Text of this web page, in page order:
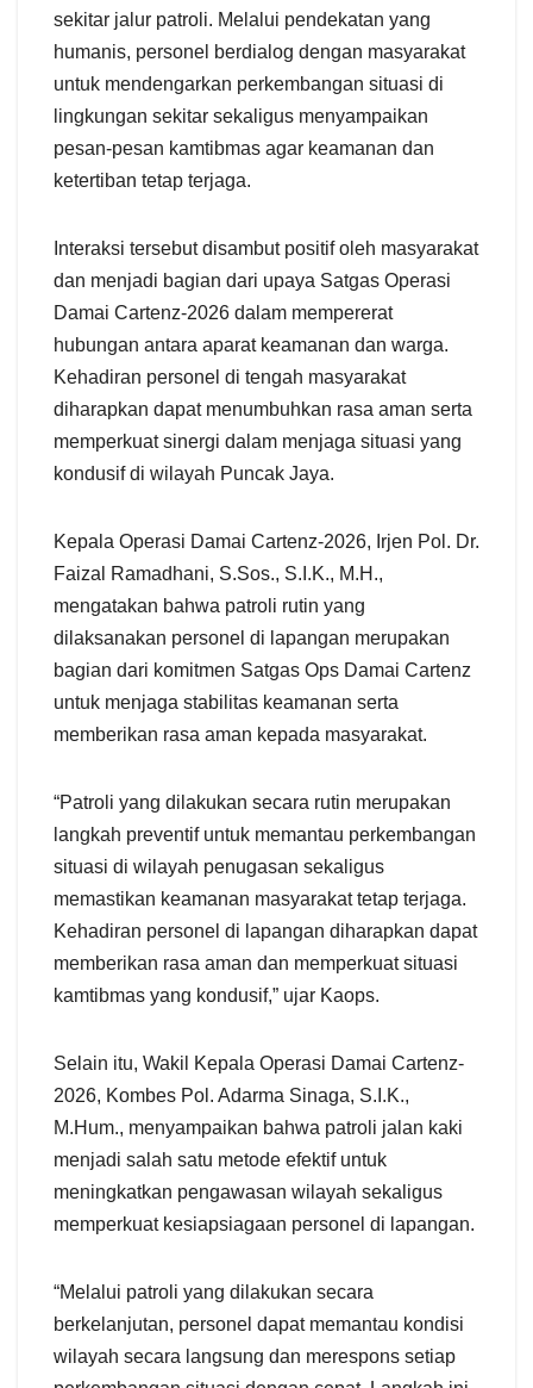
sekitar jalur patroli. Melalui pendekatan yang
humanis, personel berdialog dengan masyarakat
untuk mendengarkan perkembangan situasi di
lingkungan sekitar sekaligus menyampaikan
pesan-pesan kamtibmas agar keamanan dan
ketertiban tetap terjaga.
Interaksi tersebut disambut positif oleh masyarakat
dan menjadi bagian dari upaya Satgas Operasi
Damai Cartenz-2026 dalam mempererat
hubungan antara aparat keamanan dan warga.
Kehadiran personel di tengah masyarakat
diharapkan dapat menumbuhkan rasa aman serta
memperkuat sinergi dalam menjaga situasi yang
kondusif di wilayah Puncak Jaya.
Kepala Operasi Damai Cartenz-2026, Irjen Pol. Dr.
Faizal Ramadhani, S.Sos., S.I.K., M.H.,
mengatakan bahwa patroli rutin yang
dilaksanakan personel di lapangan merupakan
bagian dari komitmen Satgas Ops Damai Cartenz
untuk menjaga stabilitas keamanan serta
memberikan rasa aman kepada masyarakat.
“Patroli yang dilakukan secara rutin merupakan
langkah preventif untuk memantau perkembangan
situasi di wilayah penugasan sekaligus
memastikan keamanan masyarakat tetap terjaga.
Kehadiran personel di lapangan diharapkan dapat
memberikan rasa aman dan memperkuat situasi
kamtibmas yang kondusif,” ujar Kaops.
Selain itu, Wakil Kepala Operasi Damai Cartenz-
2026, Kombes Pol. Adarma Sinaga, S.I.K.,
M.Hum., menyampaikan bahwa patroli jalan kaki
menjadi salah satu metode efektif untuk
meningkatkan pengawasan wilayah sekaligus
memperkuat kesiapsiagaan personel di lapangan.
“Melalui patroli yang dilakukan secara
berkelanjutan, personel dapat memantau kondisi
wilayah secara langsung dan merespons setiap